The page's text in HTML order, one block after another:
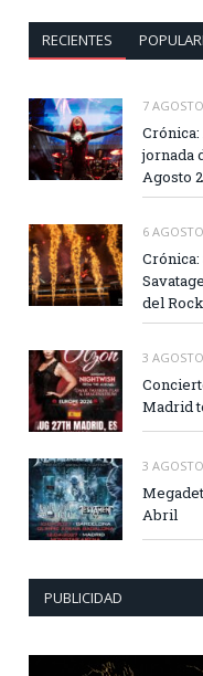
RECIENTES
7
jornada
Agosto
6
del
3
Madrid
3
Abril
PUBLICIDAD